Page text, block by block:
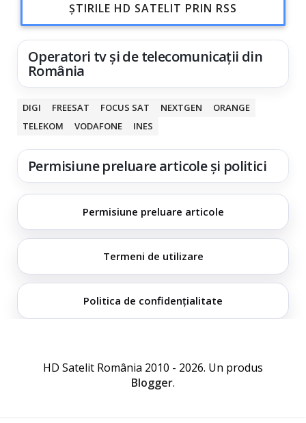
ȘTIRILE HD SATELIT PRIN RSS
Operatori tv și de telecomunicații din
România
DIGI FREESAT FOCUS SAT NEXTGEN
ORANGE
TELEKOM
VODAFONE INES
Permisiune preluare articole și politici
Permisiune preluare articole
Termeni de utilizare
Politica de confidențialitate
HD Satelit România 2010 - 2026. Un produs
Blogger.